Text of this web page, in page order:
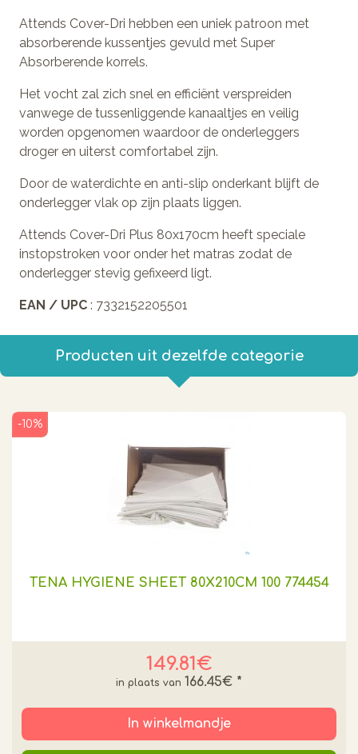
Attends Cover-Dri hebben een uniek patroon met
absorberende kussentjes gevuld met Super
Absorberende korrels.
Het vocht zal zich snel en efficiënt verspreiden
vanwege de tussenliggende kanaaltjes en veilig
worden opgenomen waardoor de onderleggers
droger en uiterst comfortabel zijn.
Door de waterdichte en anti-slip onderkant blijft de
onderlegger vlak op zijn plaats liggen.
Attends Cover-Dri Plus 80x170cm heeft speciale
instopstroken voor onder het matras zodat de
onderlegger stevig gefixeerd ligt.
EAN / UPC : 7332152205501
Producten uit dezelfde categorie
TENA HYGIENE SHEET 80X210CM 100 774454
149.81€
-10%
166.45€ *
In winkelmandje